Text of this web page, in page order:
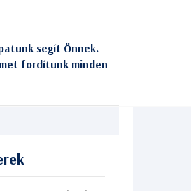
segít Önnek.
fordítunk minden